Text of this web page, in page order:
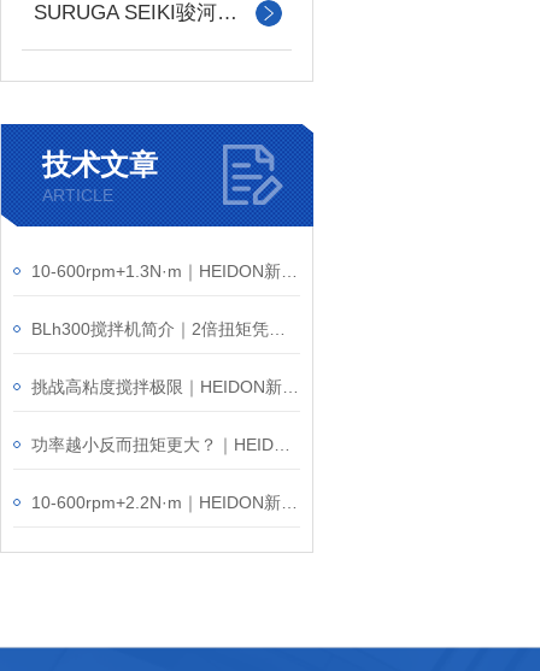
SURUGA SEIKI骏河精机
技术文章
ARTICLE